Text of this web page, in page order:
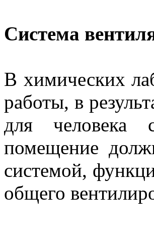
Система
В химических
работы, в
для человека
помещение
системой,
общего